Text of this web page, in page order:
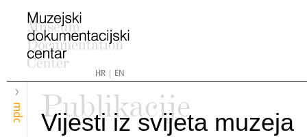
HR| EN
mdc
Publikacije
Vijesti iz svijeta muzeja